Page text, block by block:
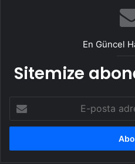
En Güncel
Sitemize
posta
adresinizi